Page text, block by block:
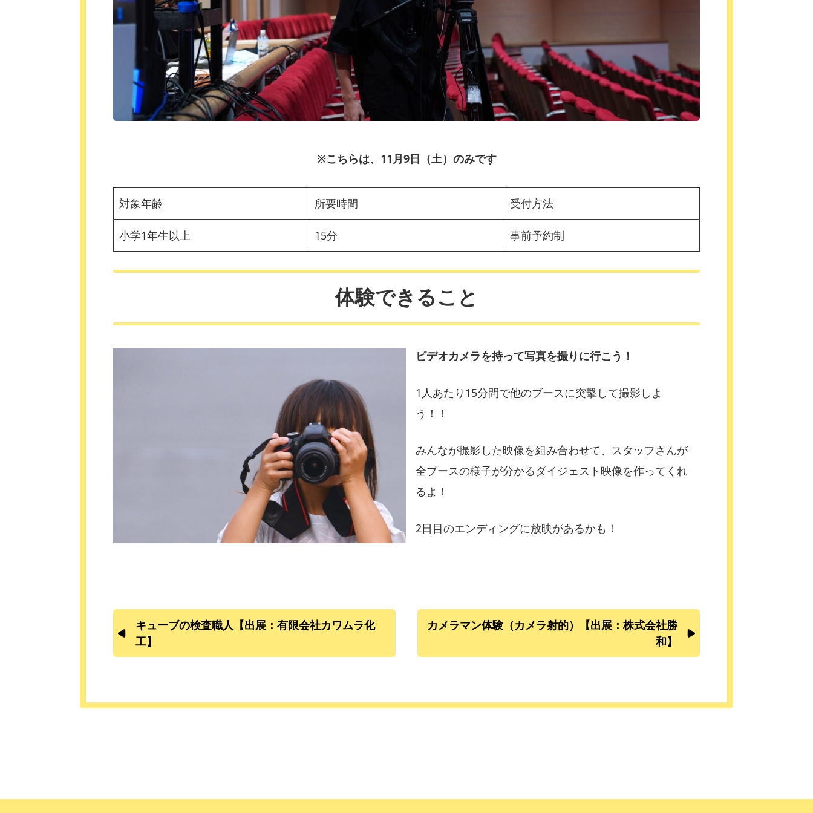
※こちらは、11月9日（土）のみです
対象年齢 所要時間 受付方法
小学1年生以上 15分 事前予約制
体験できること
ビデオカメラを持って写真を撮りに行こう！
1人あたり15分間で他のブースに突撃して撮影しよ
う！！
みんなが撮影した映像を組み合わせて、スタッフさんが
全ブースの様子が分かるダイジェスト映像を作ってくれ
るよ！
2日目のエンディングに放映があるかも！
キューブの検査職人【出展：有限会社カワムラ化
工】
カメラマン体験（カメラ射的）【出展：株式会社勝
和】